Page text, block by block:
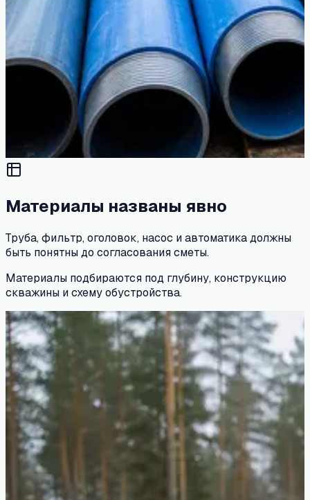
Материалы названы явно
Труба, фильтр, оголовок, насос и автоматика должны
быть понятны до согласования сметы.
Материалы подбираются под глубину, конструкцию
скважины и схему обустройства.